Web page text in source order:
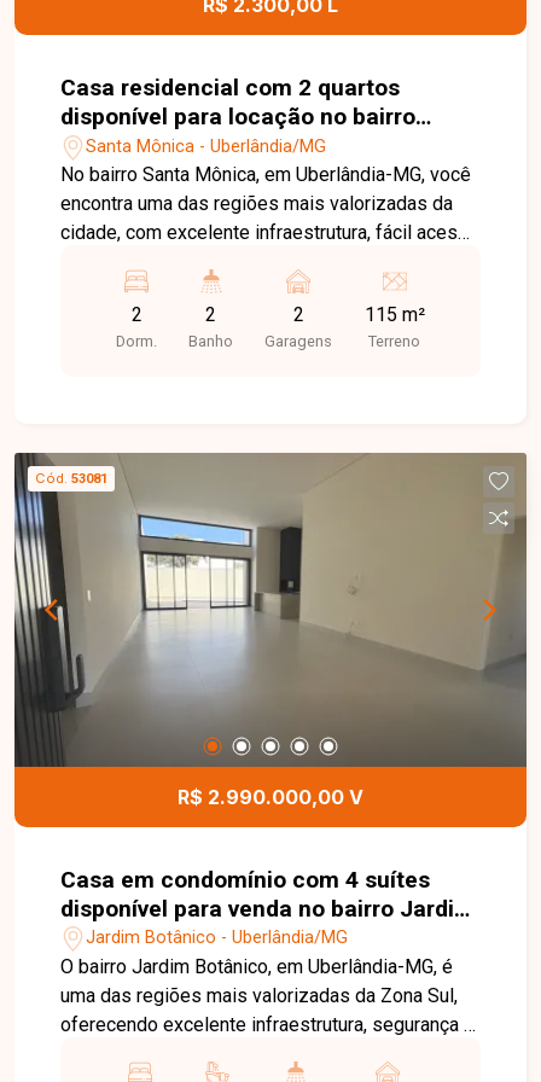
R$ 2.300,00 L
Casa residencial com 2 quartos
disponível para locação no bairro
Santa Mônica em Uberlândia-MG
Santa Mônica - Uberlândia/MG
No bairro Santa Mônica, em Uberlândia-MG, você
encontra uma das regiões mais valorizadas da
cidade, com excelente infraestrutura, fácil acesso
supermercados, escolas, farmácias, restaurantes,
universidades e diversos comércios,
proporcionando praticidade e qualidade de vida.
sob a pia, área de serviço com banheiro de apoio
e 2 vagas de garagem, sendo 1 coberta. Os
ambientes são bem distribuídos, oferecendo
conforto e funcionalidade para o dia a dia. Uma
excelente oportunidade para quem busca morar
em uma casa bem localizada, em um dos bairros
mais desejados de Uberlândia. Entre em contato
e agende sua visita!
2
Dorm.
2
Banho
2
Garagens
115 m²
Terreno
Cód. 53081
R$ 2.990.000,00 V
Casa em condomínio com 4 suítes
disponível para venda no bairro Jardim
Botânico em Uberlândia-MG
Jardim Botânico - Uberlândia/MG
O bairro Jardim Botânico, em Uberlândia-MG, é
uma das regiões mais valorizadas da Zona Sul,
oferecendo excelente infraestrutura, segurança e